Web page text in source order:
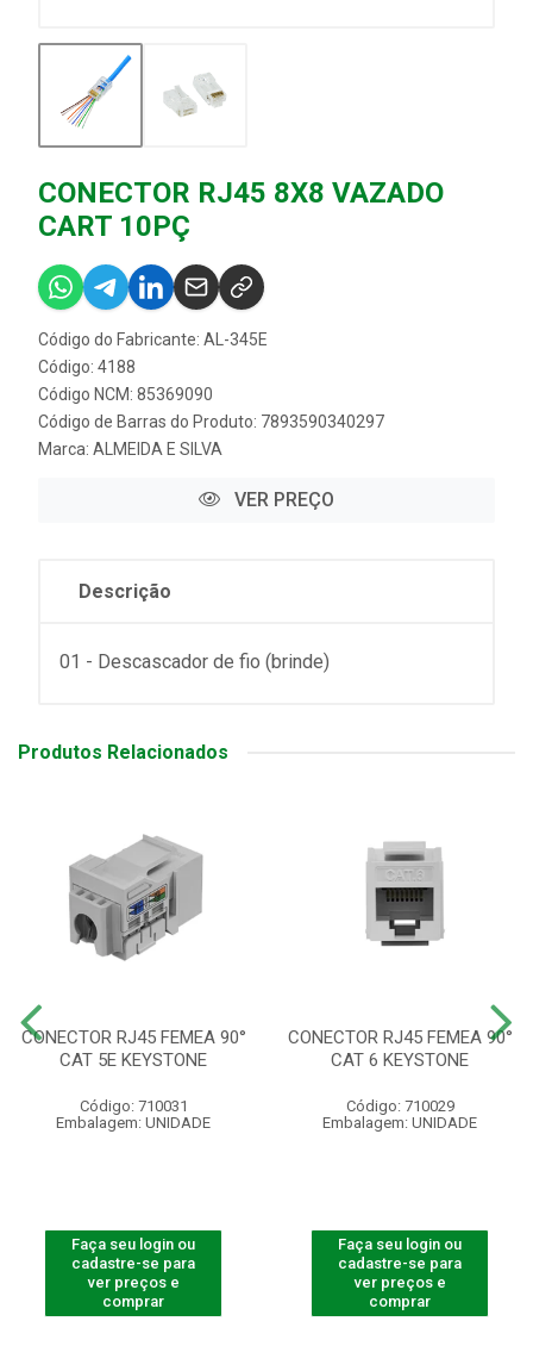
CONECTOR RJ45 8X8 VAZADO
CART 10PÇ
Código do Fabricante: AL-345E
Código: 4188
Código NCM: 85369090
Código de Barras do Produto: 7893590340297
Marca: ALMEIDA E SILVA
VER PREÇO
Descrição
01 - Descascador de fio (brinde)
Produtos Relacionados
CONECTOR RJ45 FEMEA 90°
CAT 5E KEYSTONE
Código: 710031
Embalagem: UNIDADE
Faça seu login ou
cadastre-se para
ver preços e
comprar
CONECTOR RJ45 FEMEA 90°
CAT 6 KEYSTONE
Código: 710029
Embalagem: UNIDADE
Faça seu login ou
cadastre-se para
ver preços e
comprar